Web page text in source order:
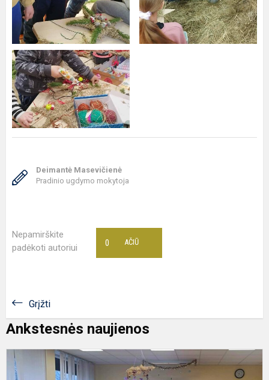
Deimantė Masevičienė
Pradinio ugdymo mokytoja
Nepamirškite
padėkoti autoriui
AČIŪ
0
Grįžti
Ankstesnės naujienos